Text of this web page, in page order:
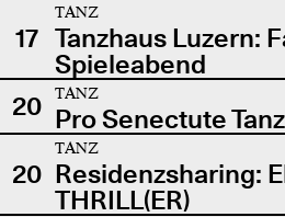
17
TANZ
Tanzhaus Luzern:
Spieleabend
20
TANZ
Pro Senectute
20
TANZ
Residenzsharing:
THRILL(ER)